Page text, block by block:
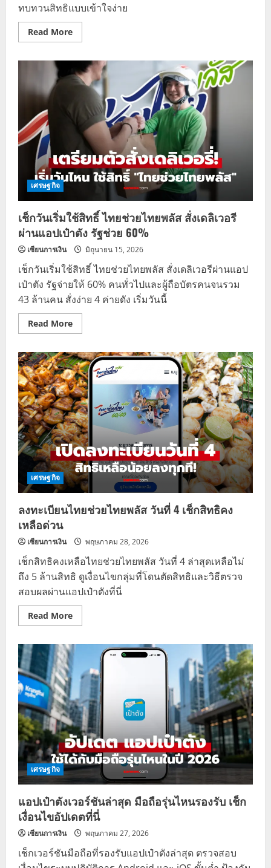
ทบทวนสิทธิแบบเข้าใจง่าย
Read MoreRead
more
สวัสดิการ
แห่ง
รัฐ
แล้ว
ทำ
อะไร
ผ่าน-
ไม่
ผ่าน
อ่าน
ที่
เศรษฐกิจ
เช็กวันเริ่มใช้สิทธิ์ ไทยช่วยไทยพลัส สั่งเดลิเวอรี
ผ่านแอปเป๋าตัง รัฐช่วย 60%
เซียนการเงิน มิถุนายน 15, 2026
เช็กวันเริ่มใช้สิทธิ์ ไทยช่วยไทยพลัส สั่งเดลิเวอรีผ่านแอป
เป๋าตัง รัฐจ่ายให้ 60% คนทั่วไปและผู้ถือบัตรคนจนรวม
43 ล้านคน สั่งง่าย 4 ค่ายดัง เริ่มวันนี้
Read MoreRead
more
วัน
เริ่ม
ใช้
สิทธิ์
ไทย
ช่วย
ไทย
พลัส
สั่ง
เดลิ
เว
อรี
ผ่าน
แอ
ป
เป๋า
ตัง
ช่วย
60%
เศรษฐกิจ
ลงทะเบียนไทยช่วยไทยพลัส วันที่ 4 เช็กสิทธิคง
เหลือด่วน
เซียนการเงิน พฤษภาคม 28, 2026
เช็กสิทธิคงเหลือไทยช่วยไทยพลัส วันที่ 4 ล่าสุดเหลือไม่
ถึง 5 ล้านสิทธิ ดูเงื่อนไขกลุ่มที่โดนตัดสิทธิและวิธีตรวจ
สอบผลผ่านแอปเป๋าตังที่นี่
Read MoreRead
more
ทะเบียน
ไทย
พลัส
ที่
4
เช็
กสิ
ทธิ
คง
เหลือ
ด่วน
เศรษฐกิจ
แอปเป๋าตังเวอร์ชันล่าสุด มือถือรุ่นไหนรองรับ เช็ก
เงื่อนไขอัปเดตที่นี่
เซียนการเงิน พฤษภาคม 27, 2026
เช็กเวอร์ชันมือถือที่รองรับแอปเป๋าตังล่าสุด ตรวจสอบ